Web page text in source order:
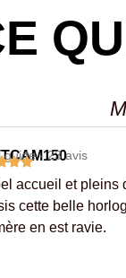
guide - 23 avis
accueil et pleins
cette belle
en est ravie.